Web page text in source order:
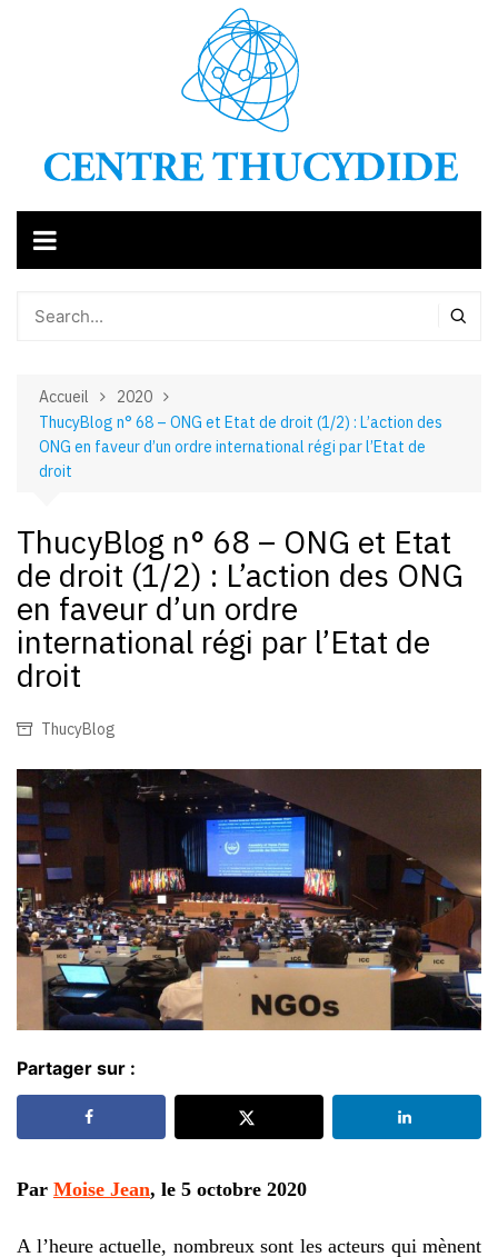
Accueil
2020
ThucyBlog n° 68 – ONG et Etat de droit (1/2) : L’action des
ONG en faveur d’un ordre international régi par l’Etat de
droit
ThucyBlog n° 68 – ONG et Etat
de droit (1/2) : L’action des ONG
en faveur d’un ordre
international régi par l’Etat de
droit
ThucyBlog
Partager sur :
Par Moise Jean, le 5 octobre 2020
A l’heure actuelle, nombreux sont les acteurs qui mènent